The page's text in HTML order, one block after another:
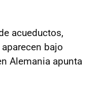
acueductos,
bajo
Alemania apunta